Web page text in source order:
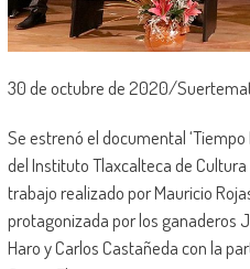
30 de octubre de 2020/
Se estrenó el documental
del Instituto Tlaxcalteca de
trabajo realizado por Mauricio
protagonizada por los ganaderos
Haro y Carlos Castañeda con la